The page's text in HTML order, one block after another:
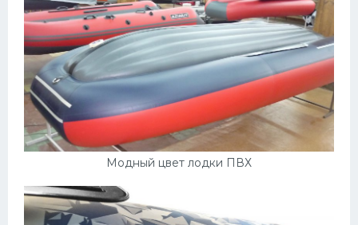
Модный цвет лодки ПВХ